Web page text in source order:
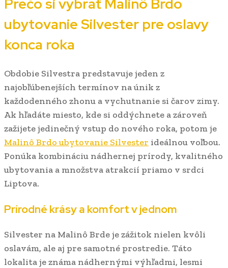
Prečo si vybrať Malinô Brdo
ubytovanie Silvester pre oslavy
konca roka
Obdobie Silvestra predstavuje jeden z
najobľúbenejších termínov na únik z
každodenného zhonu a vychutnanie si čarov zimy.
Ak hľadáte miesto, kde si oddýchnete a zároveň
zažijete jedinečný vstup do nového roka, potom je
Malinô Brdo ubytovanie Silvester ideálnou voľbou.
Ponúka kombináciu nádhernej prírody, kvalitného
ubytovania a množstva atrakcií priamo v srdci
Liptova.
Prírodné krásy a komfort v jednom
Silvester na Malinô Brde je zážitok nielen kvôli
oslavám, ale aj pre samotné prostredie. Táto
lokalita je známa nádhernými výhľadmi, lesmi